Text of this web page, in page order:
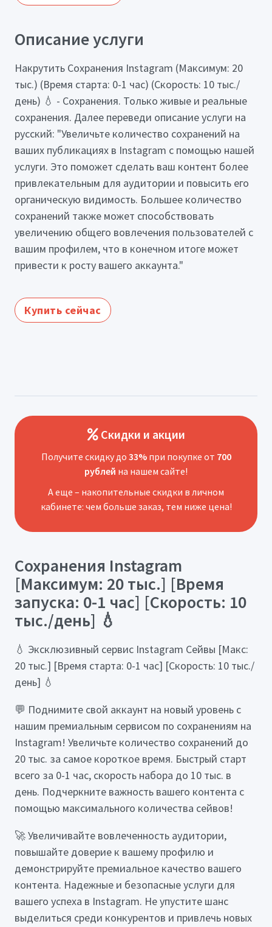
Описание услуги
Накрутить Сохранения Instagram (Максимум: 20
тыс.) (Время старта: 0-1 час) (Скорость: 10 тыс./
день) 💧 - Сохранения. Только живые и реальные
сохранения. Далее переведи описание услуги на
русский: "Увеличьте количество сохранений на
ваших публикациях в Instagram с помощью нашей
услуги. Это поможет сделать ваш контент более
привлекательным для аудитории и повысить его
органическую видимость. Большее количество
сохранений также может способствовать
увеличению общего вовлечения пользователей с
вашим профилем, что в конечном итоге может
привести к росту вашего аккаунта."
Купить сейчас
Скидки и акции
Получите скидку до 33%при покупке от 700
рублей на нашем сайте!
А еще – накопительные скидки в личном
кабинете: чем больше заказ, тем ниже цена!
Сохранения Instagram
[Максимум: 20 тыс.] [Время
запуска: 0-1 час] [Скорость: 10
тыс./день] 💧
💧 Эксклюзивный сервис Instagram Сейвы [Макс:
20 тыс.] [Время старта: 0-1 час] [Скорость: 10 тыс./
день] 💧
💬 Поднимите свой аккаунт на новый уровень с
нашим премиальным сервисом по сохранениям на
Instagram! Увеличьте количество сохранений до
20 тыс. за самое короткое время. Быстрый старт
всего за 0-1 час, скорость набора до 10 тыс. в
день. Подчеркните важность вашего контента с
помощью максимального количества сейвов!
🚀 Увеличивайте вовлеченность аудитории,
повышайте доверие к вашему профилю и
демонстрируйте премиальное качество вашего
контента. Надежные и безопасные услуги для
вашего успеха в Instagram. Не упустите шанс
выделиться среди конкурентов и привлечь новых